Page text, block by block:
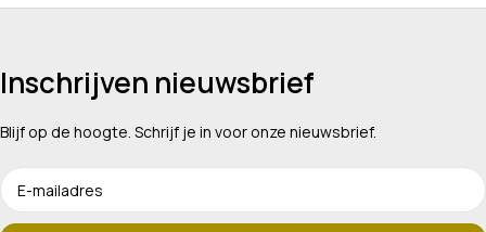
Inschrijven nieuwsbrief
Blijf op de hoogte. Schrijf je in voor onze nieuwsbrief.